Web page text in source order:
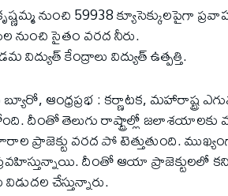
నుంచి 59938 క్యూసెక్కులపైగా
నుంచి సైతం వరద నీరు.
విద్యుత్ కేంద్రాలు విద్యుత్ ఉత్పత్తి.
బ్యూరో, ఆంధ్రప్రభ : కర్ణాటక, మహారాష్ట్ర
దీంతో తెలుగు రాష్ట్రాల్లో
ప్రాజెక్టు వరద పో టెత్తుతుంది.
దీంతో ఆయా ప్రాజెక్టులలో
విడుదల చేస్తున్నారు.